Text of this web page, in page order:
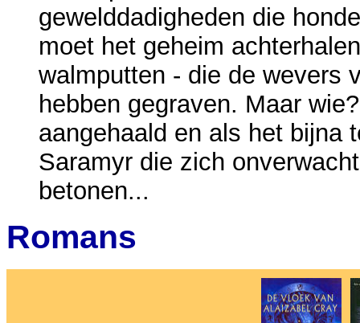
gewelddadigheden die
moet het geheim
walmputten - die de wevers
hebben gegraven. Maar
aangehaald en als het bijna
Saramyr die zich
betonen...
Romans